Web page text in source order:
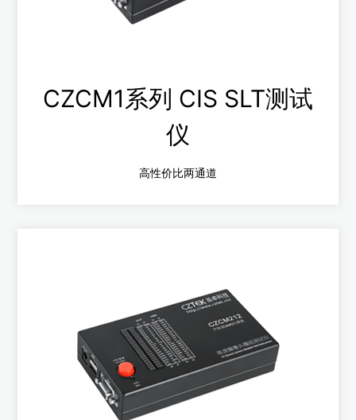
CZCM1系列 CIS SLT测试
仪
高性价比两通道
CZCM1系列
无需电脑主机，支持MIPI四通道摄像头模组测试
高效调焦，精准测脏污